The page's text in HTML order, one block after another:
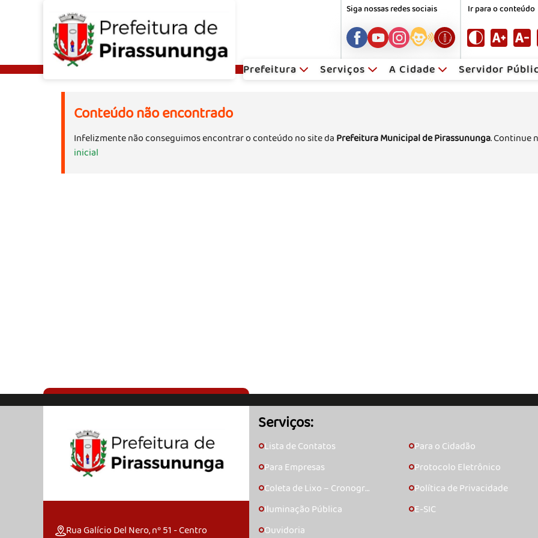
Siga nossas redes sociais Ir para o conteúdo
Prefeitura Serviços A Cidade Servidor
Conteúdo não encontrado
Infelizmente não conseguimos encontrar o conteúdo no site da Prefeitura Municipal de Pirassununga. Continue
inicial
Rua Galício Del Nero, nº 51 - Centro
Serviços:
🞇Lista de Contatos 🞇Para o Cidadão
🞇Para Empresas 🞇Protocolo Eletrônico
🞇Coleta de Lixo – Cronogra
🞇Política de Privacidade
🞇Iluminação Pública 🞇E-SIC
🞇Ouvidoria